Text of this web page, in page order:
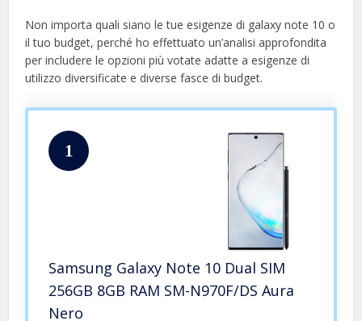
Non importa quali siano le tue esigenze di galaxy note 10 o
il tuo budget, perché ho effettuato un’analisi approfondita
per includere le opzioni più votate adatte a esigenze di
utilizzo diversificate e diverse fasce di budget.
1
Samsung Galaxy Note 10 Dual SIM
256GB 8GB RAM SM-N970F/DS Aura
Nero